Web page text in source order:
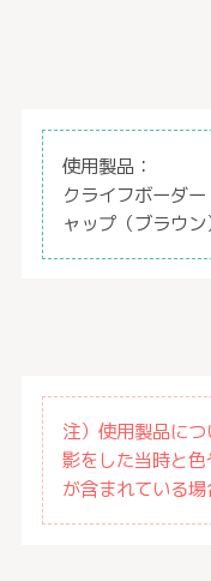
使用製品：
クライフボーダ
ャップ（ブラウン
注）使用製品に
影をした当時と
が含まれている場